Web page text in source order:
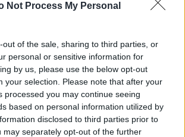
Not Process My Personal
out of the sale, sharing to third parties, or
personal or sensitive information for
by us, please use the below opt-out
your selection. Please note that after your
processed you may continue seeing
based on personal information utilized by
disclosed to third parties prior to
may separately opt-out of the further
már nem is reménykedek ebben mert
a két új bosshoz portolási lehetőség
Talent